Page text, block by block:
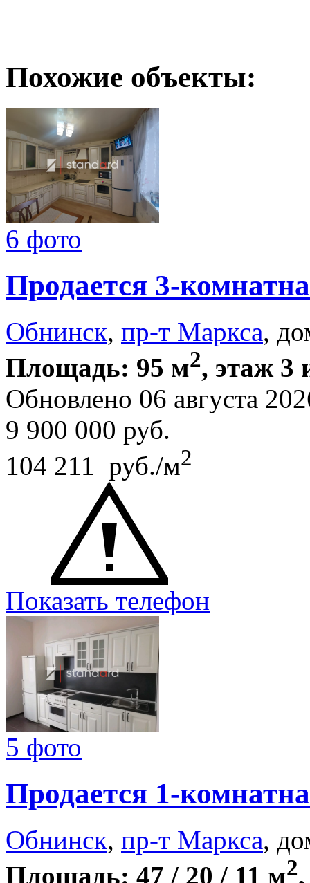
Похожие объекты:
6 фото
Продается 3-
Обнинск, пр-т Маркса,
Площадь: 95 м2, этаж 3
Обновлено 06 августа
9 900 000 руб.
104 211 руб./м2
Показать телефон
5 фото
Продается 1-
Обнинск, пр-т Маркса,
Площадь: 47 / 20 / 11 м2